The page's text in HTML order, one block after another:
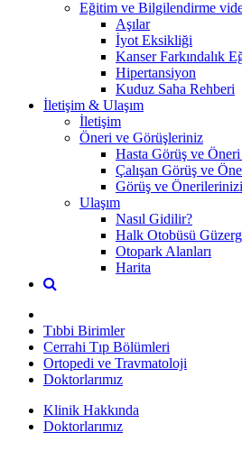
Eğitim ve Bilgilendirme
Aşılar
İyot Eksikliği
Kanser Farkındalık
Hipertansiyon
Kuduz Saha Rehberi
İletişim & Ulaşım
İletişim
Öneri ve Görüşleriniz
Hasta Görüş ve
Çalışan Görüş ve
Görüş ve
Ulaşım
Nasıl Gidilir?
Halk Otobüsü
Otopark Alanları
Harita
Tıbbi Birimler
Cerrahi Tıp Bölümleri
Ortopedi ve Travmatoloji
Doktorlarımız
Klinik Hakkında
Doktorlarımız